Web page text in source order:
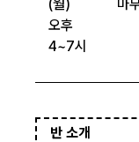
(월)
오후
4~7시
마
반 소개